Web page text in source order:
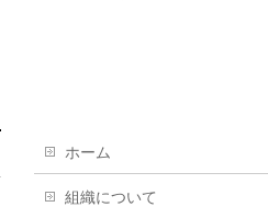
ホーム
組織について